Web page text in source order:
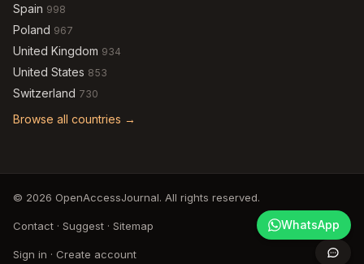
Spain 998
Poland 967
United Kingdom 934
United States 853
Switzerland 730
Browse all countries →
© 2026 OpenAccessJournal. All rights reserved.
Contact · Suggest · Sitemap
Sign in · Create account
WhatsApp